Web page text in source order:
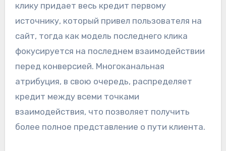
клику придает весь кредит первому
источнику, который привел пользователя на
сайт, тогда как модель последнего клика
фокусируется на последнем взаимодействии
перед конверсией. Многоканальная
атрибуция, в свою очередь, распределяет
кредит между всеми точками
взаимодействия, что позволяет получить
более полное представление о пути клиента.